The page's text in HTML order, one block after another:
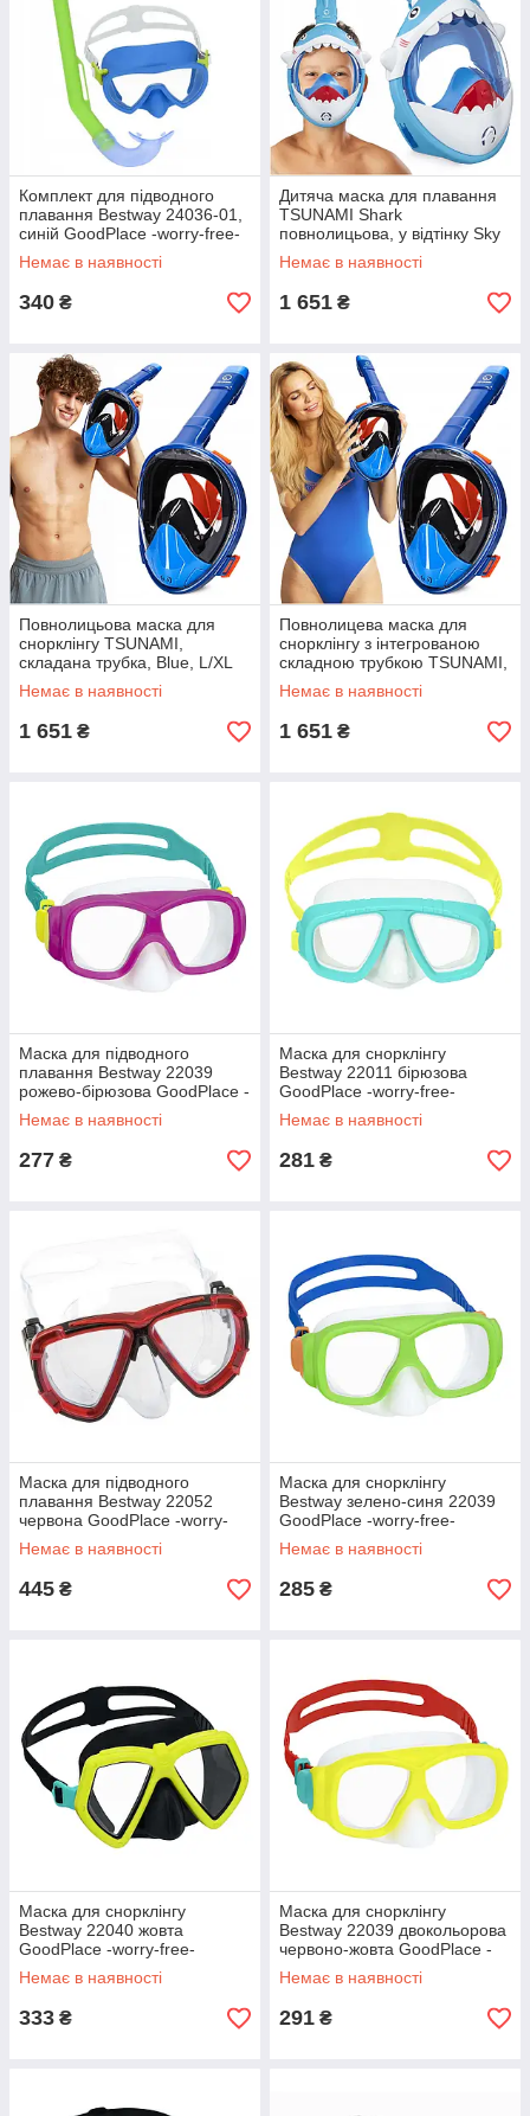
Комплект для підводного
плавання Bestway 24036-01,
синій GoodPlace -worry-free-
shopping-
Немає в наявності
340 ₴
Дитяча маска для плавання
TSUNAMI Shark
повнолицьова, у відтінку Sky
Blue (P-5907739318237)
GoodPlace -worry-free-
Немає в наявності
1 651 ₴
Повнолицьова маска для
снорклінгу TSUNAMI,
складана трубка, Blue, L/XL
P-5905973405461 GoodPlace
-worry-free-shopping-
Немає в наявності
1 651 ₴
Повнолицева маска для
снорклінгу з інтегрованою
складною трубкою TSUNAMI,
синя, розмір S/M, P-
5905973405454 GoodPlace
Немає в наявності
1 651 ₴
Маска для підводного
плавання Bestway 22039
рожево-бірюзова GoodPlace -
worry-free-shopping-
Немає в наявності
277 ₴
Маска для снорклінгу
Bestway 22011 бірюзова
GoodPlace -worry-free-
shopping-
Немає в наявності
281 ₴
Маска для підводного
плавання Bestway 22052
червона GoodPlace -worry-
free-shopping-
Немає в наявності
445 ₴
Маска для снорклінгу
Bestway зелено-синя 22039
GoodPlace -worry-free-
shopping-
Немає в наявності
285 ₴
Маска для снорклінгу
Bestway 22040 жовта
GoodPlace -worry-free-
shopping-
Немає в наявності
333 ₴
Маска для снорклінгу
Bestway 22039 двокольорова
червоно-жовта GoodPlace -
worry-free-shopping-
Немає в наявності
291 ₴